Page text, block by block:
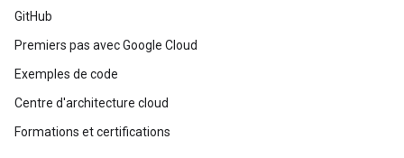
GitHub
Premiers pas avec Google Cloud
Exemples de code
Centre d'architecture cloud
Formations et certifications